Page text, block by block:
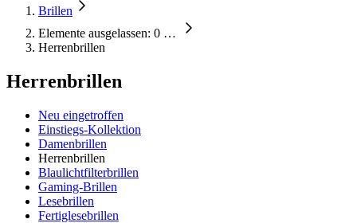
Brillen
Elemente ausgelassen: 0 …
Herrenbrillen
Herrenbrillen
Neu eingetroffen
Einstiegs-Kollektion
Damenbrillen
Herrenbrillen
Blaulichtfilterbrillen
Gaming-Brillen
Lesebrillen
Fertiglesebrillen